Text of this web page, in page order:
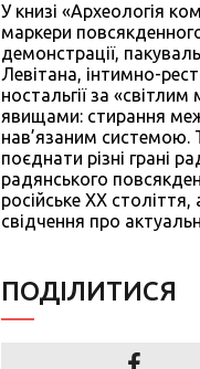
У книзі «Археологія
маркери
демонстрації,
Левітана, інтимно-
ностальгії за
явищами: стирання
нав’язаним системою.
поєднати різні грані
радянського
російське ХХ
свідчення про
ПОДIЛИТИСЯ